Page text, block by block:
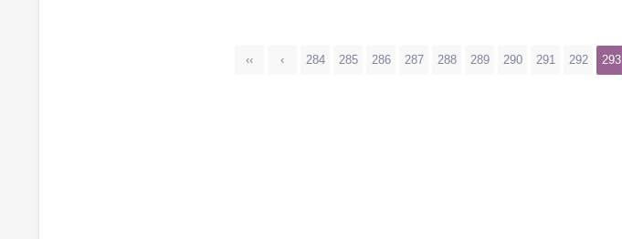
‹‹ ‹ 284 285 286 287 288 289 290 291 292 293